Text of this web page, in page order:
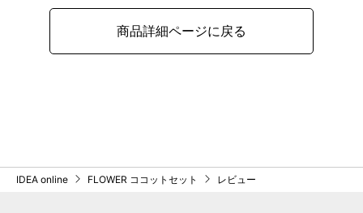
商品詳細ページに戻る
IDEA online FLOWER ココットセット レビュー